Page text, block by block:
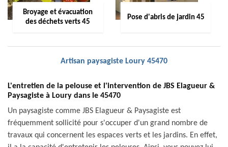
Broyage et évacuation
des déchets verts 45
Pose d'abris de jardin 45
Artisan paysagiste Loury 45470
L'entretien de la pelouse et l'intervention de JBS Elagueur &
Paysagiste à Loury dans le 45470
Un paysagiste comme JBS Elagueur & Paysagiste est
fréquemment sollicité pour s'occuper d'un grand nombre de
travaux qui concernent les espaces verts et les jardins. En effet,